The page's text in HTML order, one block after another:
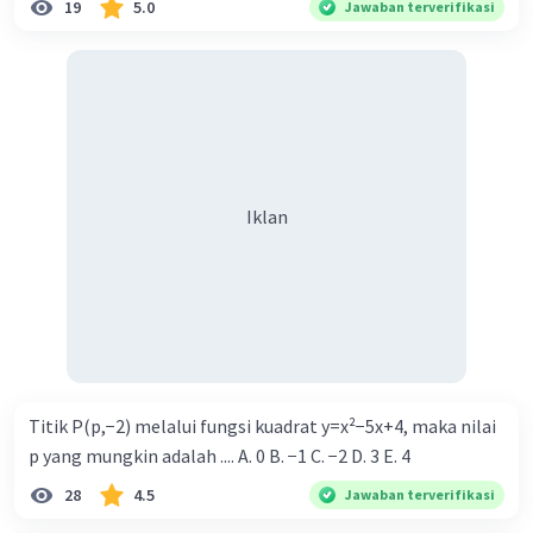
441, 444, 447, 453, 456, 459, 462, 468, 471, 474,
19 5.0 Jawaban terverifikasi
Iklan
Titik P(p,−2) melalui fungsi kuadrat y=x²−5x+4, maka nilai
p yang mungkin adalah .... A. 0 B. −1 C. −2 D. 3 E. 4
28 4.5 Jawaban terverifikasi